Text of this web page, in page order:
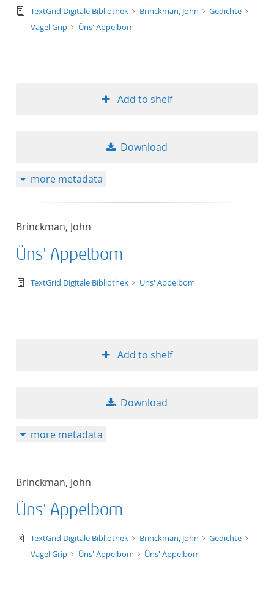
text/tg.edition+tg.aggregation+xml
TextGrid Digitale Bibliothek Brinckman, John
Gedichte
Vagel Grip
Üns' Appelbom
Add to shelf
Download
more metadata
Brinckman, John
Üns' Appelbom
text/tg.work+xml
TextGrid Digitale Bibliothek Üns' Appelbom
Add to shelf
Download
more metadata
Brinckman, John
Üns' Appelbom
text/xml
TextGrid Digitale Bibliothek Brinckman, John
Gedichte
Vagel Grip
Üns' Appelbom Üns' Appelbom